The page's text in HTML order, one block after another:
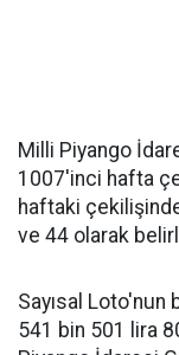
Milli Piyango
1007'inci hafta
haftaki
ve 44 olarak
Sayısal
541 bin 501 lira